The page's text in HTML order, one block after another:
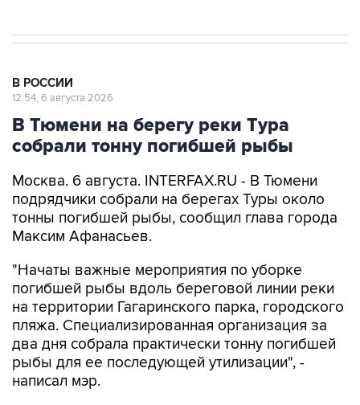
В РОССИИ
12:54, 6 августа 2026
В Тюмени на берегу реки Тура
собрали тонну погибшей рыбы
Москва. 6 августа. INTERFAX.RU - В Тюмени
подрядчики собрали на берегах Туры около
тонны погибшей рыбы, сообщил глава города
Максим Афанасьев.
"Начаты важные мероприятия по уборке
погибшей рыбы вдоль береговой линии реки
на территории Гагаринского парка, городского
пляжа. Специализированная организация за
два дня собрала практически тонну погибшей
рыбы для ее последующей утилизации", -
написал мэр.